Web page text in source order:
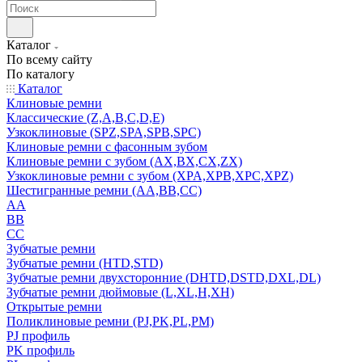
Каталог
По всему сайту
По каталогу
Каталог
Клиновые ремни
Классические (Z,A,B,C,D,E)
Узкоклиновые (SPZ,SPA,SPB,SPC)
Клиновые ремни с фасонным зубом
Клиновые ремни с зубом (AX,BX,CX,ZX)
Узкоклиновые ремни с зубом (XPA,XPB,XPC,XPZ)
Шестигранные ремни (AA,BB,CC)
AA
BB
CC
Зубчатые ремни
Зубчатые ремни (HTD,STD)
Зубчатые ремни двухсторонние (DHTD,DSTD,DXL,DL)
Зубчатые ремни дюймовые (L,XL,H,XH)
Открытые ремни
Поликлиновые ремни (PJ,PK,PL,PM)
PJ профиль
PK профиль